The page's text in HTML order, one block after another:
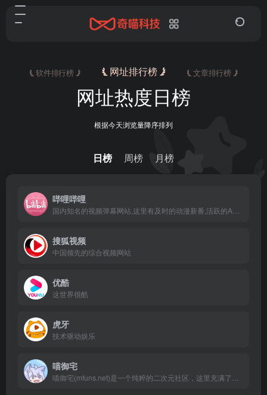
网址排行榜 文章排行榜
软件排行榜
网址热度日榜
根据今天浏览量降序排列
日榜 周榜 月榜
哔哩哔哩
搜狐视频
中国领先的综合视频网站
优酷
这世界很酷
虎牙
技术驱动娱乐
喵御宅